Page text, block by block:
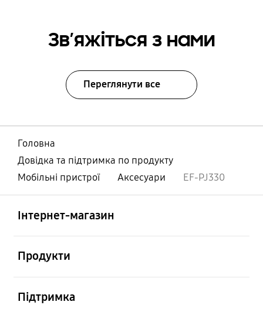
Зв’яжіться з нами
Переглянути все
Головна
Довідка та підтримка по продукту
Мобільні пристрої
Аксесуари EF-PJ330
Інтернет-магазин
Продукти
Підтримка